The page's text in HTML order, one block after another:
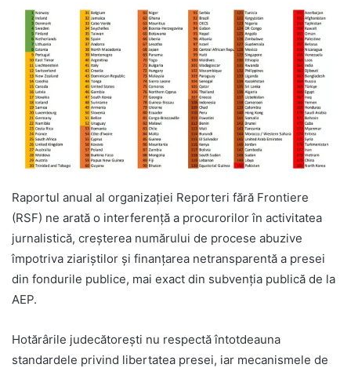
Raportul anual al organizației Reporteri fără Frontiere
(RSF) ne arată o interferență a procurorilor în activitatea
jurnalistică, creșterea numărului de procese abuzive
împotriva ziariștilor și finanțarea netransparentă a presei
din fondurile publice, mai exact din subvenția publică de la
AEP.
Hotărârile judecătorești nu respectă întotdeauna
standardele privind libertatea presei, iar mecanismele de